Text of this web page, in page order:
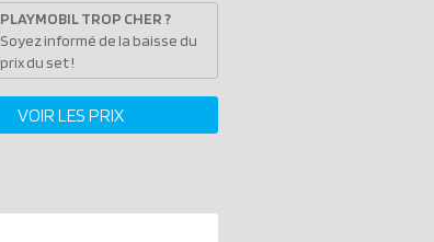
PLAYMOBIL TROP CHER ?
Soyez informé de la baisse du
prix du set !
VOIR LES PRIX